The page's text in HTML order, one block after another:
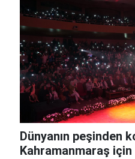
Dünyanın peşinden
Kahramanmaraş